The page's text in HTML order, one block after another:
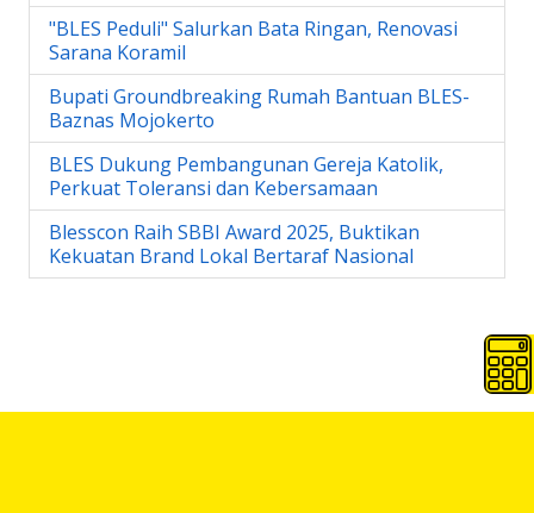
"BLES Peduli" Salurkan Bata Ringan, Renovasi
Sarana Koramil
Bupati Groundbreaking Rumah Bantuan BLES-
Baznas Mojokerto
BLES Dukung Pembangunan Gereja Katolik,
Perkuat Toleransi dan Kebersamaan
Blesscon Raih SBBI Award 2025, Buktikan
Kekuatan Brand Lokal Bertaraf Nasional